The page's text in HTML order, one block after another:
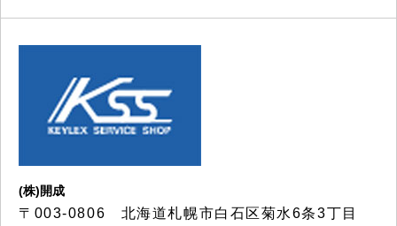
(株)開成
〒003-0806 北海道札幌市白石区菊水6条3丁目